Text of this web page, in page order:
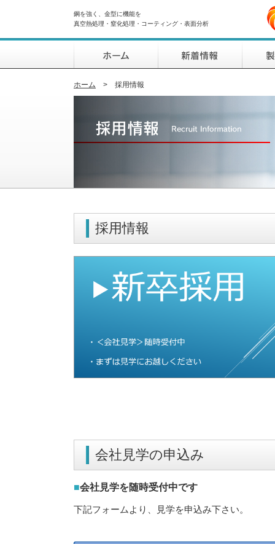
鋼を強く、金型に機能を
真空熱処理・窒化処理・コーティング・表面分析
ホーム > 採用情報
採用情報
会社見学の申込み
■会社見学を随時受付中です
下記フォームより、見学を申込み下さい。